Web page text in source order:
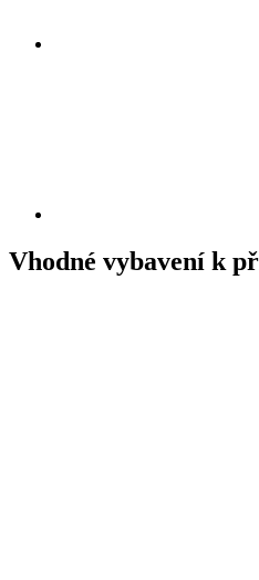
Vhodné vybavení k